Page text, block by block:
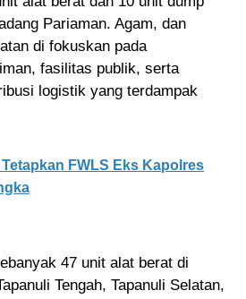
Pariaman. Agam, dan
di fokuskan pada
fasilitas publik, serta
logistik yang terdampak
Tetapkan FWLS Eks Kapolres
47 unit alat berat di
Tengah, Tapanuli Selatan,